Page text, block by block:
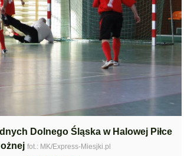
Dolnego Śląska w Halowej Piłce
fot.: MK/Express-Miesjki.pl